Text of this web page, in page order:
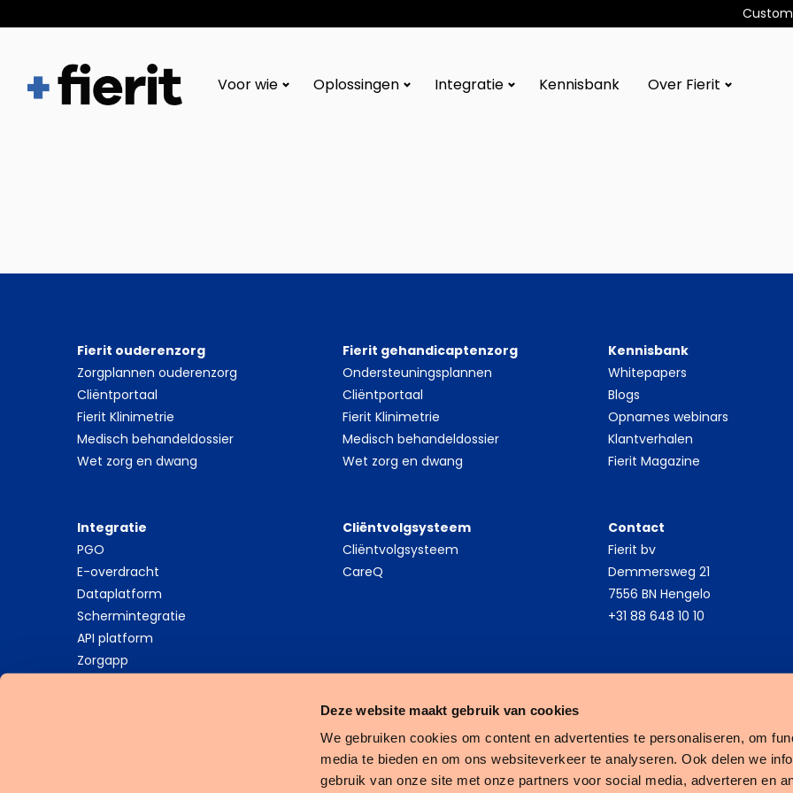
Deze website maakt gebruik van cookies
We gebruiken cookies om content en advertenties te personaliseren, om
media te bieden en om ons websiteverkeer te analyseren. Ook delen we
gebruik van onze site met onze partners voor social media, adverteren en
Méér
Voor wie Oplossingen Integratie Kennisbank Over Fierit
Fierit ouderenzorg
Zorgplannen ouderenzorg
Cliëntportaal
Fierit Klinimetrie
Medisch behandeldossier
Wet zorg en dwang
Fierit gehandicaptenzorg
Ondersteuningsplannen
Cliëntportaal
Fierit Klinimetrie
Medisch behandeldossier
Wet zorg en dwang
Kennisbank
Whitepapers
Blogs
Opnames webinars
Klantverhalen
Fierit Magazine
Integratie
PGO
E-overdracht
Dataplatform
Schermintegratie
API platform
Zorgapp
Cliëntvolgsysteem
Cliëntvolgsysteem
CareQ
Contact
Fierit bv
Demmersweg 21
7556 BN Hengelo
+31 88 648 10 10
Algemene Voorwaarden
Fierit